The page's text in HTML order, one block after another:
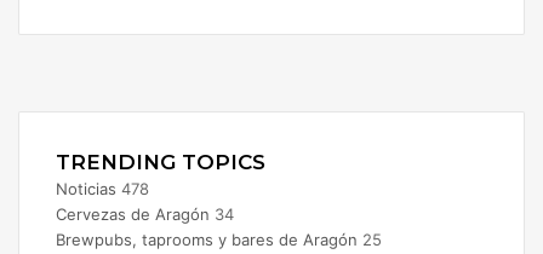
TRENDING TOPICS
Noticias 478
Cervezas de Aragón 34
Brewpubs, taprooms y bares de Aragón 25